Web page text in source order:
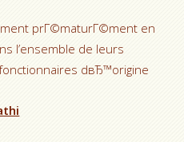
prГ©maturГ©ment en
l’ensemble de leurs
dвЂ™origine